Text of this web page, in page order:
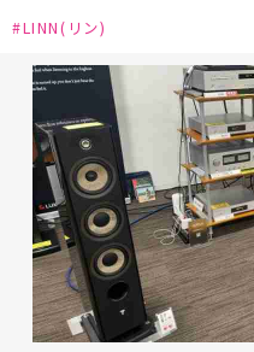
#LUMIN(ルーミン)
#Mark Levinson(マー
#MARTEN(マーテン)
#Mcintosh(マッキント
#marantz(マランツ)
#MONITOR AUDIO(モ
#LINN(リン)